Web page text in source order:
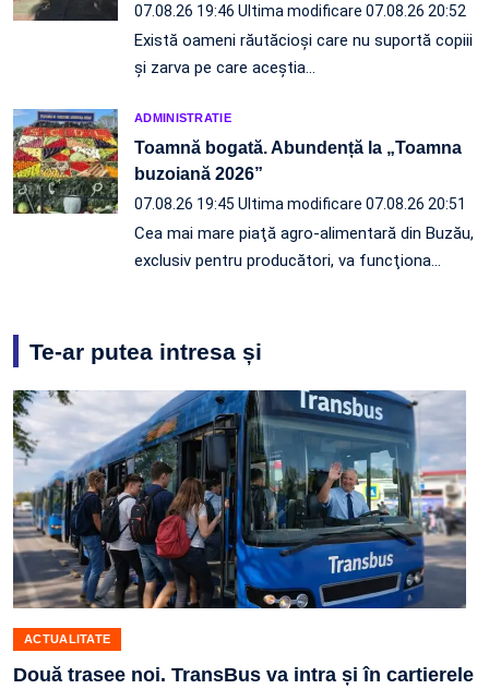
07.08.26 19:46 Ultima modificare 07.08.26 20:52
Există oameni răutăcioși care nu suportă copiii
și zarva pe care aceștia…
ADMINISTRATIE
Toamnă bogată. Abundență la „Toamna
buzoiană 2026”
07.08.26 19:45 Ultima modificare 07.08.26 20:51
Cea mai mare piaţă agro-alimentară din Buzău,
exclusiv pentru producători, va funcţiona…
Te-ar putea intresa și
ACTUALITATE
Două trasee noi. TransBus va intra și în cartierele